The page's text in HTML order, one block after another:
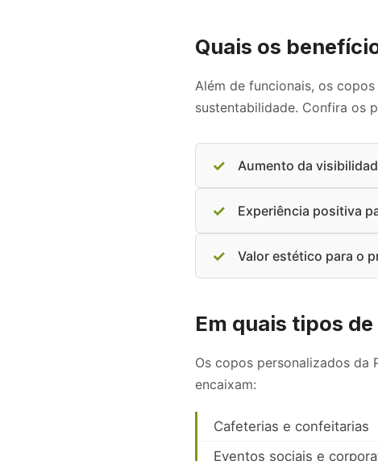
Quais os
Além de funcionais, os
sustentabilidade. Confira os
✓ Aumento da
✓ Experiência positiva
✓ Valor estético para o
Em quais tipos
Os copos personalizados da
encaixam:
Cafeterias e confeitarias
Eventos sociais e